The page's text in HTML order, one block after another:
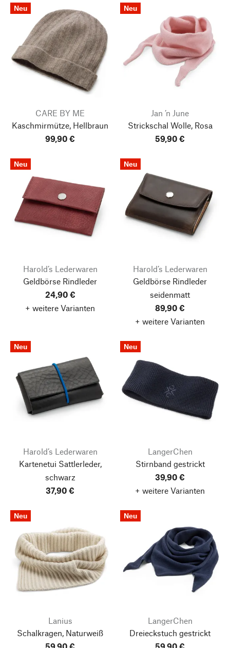
Neu
CARE BY ME
Kaschmirmütze, Hellbraun
99,90 €
Neu
Jan ’n June
Strickschal Wolle, Rosa
59,90 €
Neu
Harold’s Lederwaren
Geldbörse Rindleder
24,90 €
+ weitere Varianten
Neu
Harold’s Lederwaren
Geldbörse Rindleder
seidenmatt
89,90 €
+ weitere Varianten
Neu
Harold’s Lederwaren
Kartenetui Sattlerleder,
schwarz
37,90 €
Neu
LangerChen
Stirnband gestrickt
39,90 €
+ weitere Varianten
Neu
Lanius
Schalkragen, Naturweiß
Neu
LangerChen
Dreieckstuch gestrickt